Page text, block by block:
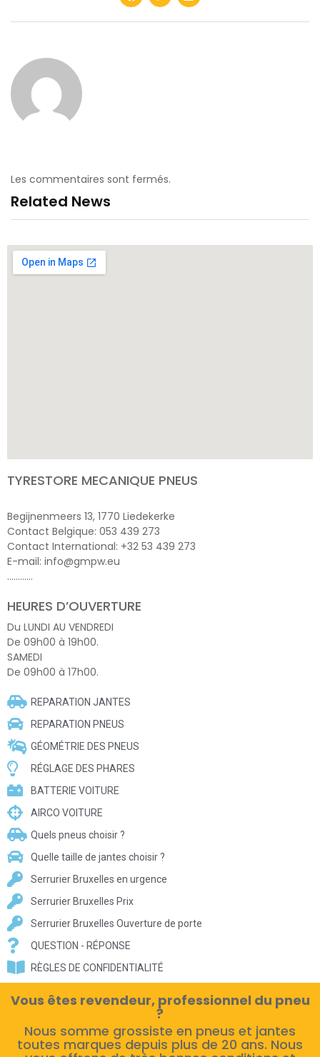
Les commentaires sont fermés.
Related News
TYRESTORE MECANIQUE PNEUS
Begijnenmeers 13, 1770 Liedekerke
Contact Belgique: 053 439 273
Contact International: +32 53 439 273
E-mail: info@gmpw.eu
…………
HEURES D’OUVERTURE
Du LUNDI AU VENDREDI
De 09h00 à 19h00.
SAMEDI
De 09h00 à 17h00.
REPARATION JANTES
REPARATION PNEUS
GÉOMÉTRIE DES PNEUS
RÉGLAGE DES PHARES
BATTERIE VOITURE
AIRCO VOITURE
Quels pneus choisir ?
Quelle taille de jantes choisir ?
Serrurier Bruxelles en urgence
Serrurier Bruxelles Prix
Serrurier Bruxelles Ouverture de porte
QUESTION - RÉPONSE
RÈGLES DE CONFIDENTIALITÉ
Vous êtes revendeur, professionnel du pneu
?
Nous somme grossiste en pneus et jantes
toutes marques depuis plus de 20 ans. Nous